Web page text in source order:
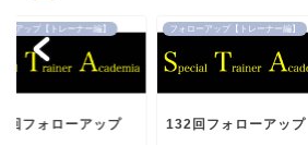
ーアップ【トレーナー編】
回フォローアップ
フォローアップ【トレーナー編】
132回フォローアップ